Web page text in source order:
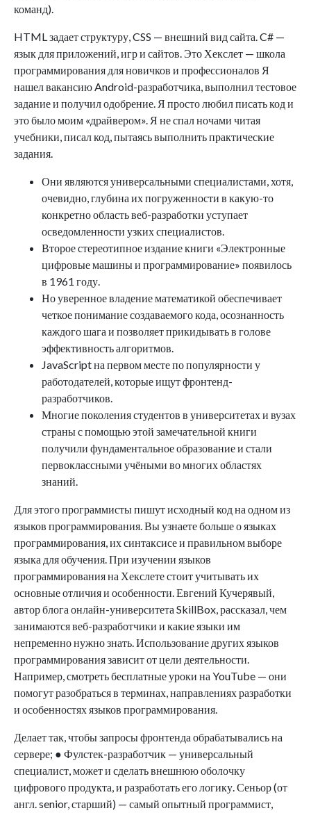
команд).
HTML задает структуру, CSS — внешний вид сайта. C# —
язык для приложений, игр и сайтов. Это Хекслет — школа
программирования для новичков и профессионалов Я
нашел вакансию Android-разработчика, выполнил тестовое
задание и получил одобрение. Я просто любил писать код и
это было моим «драйвером». Я не спал ночами читая
учебники, писал код, пытаясь выполнить практические
задания.
Они являются универсальными специалистами, хотя,
очевидно, глубина их погруженности в какую-то
конкретно область веб-разработки уступает
осведомленности узких специалистов.
Второе стереотипное издание книги «Электронные
цифровые машины и программирование» появилось
в 1961 году.
Но уверенное владение математикой обеспечивает
четкое понимание создаваемого кода, осознанность
каждого шага и позволяет прикидывать в голове
эффективность алгоритмов.
JavaScript на первом месте по популярности у
работодателей, которые ищут фронтенд-
разработчиков.
Многие поколения студентов в университетах и вузах
страны с помощью этой замечательной книги
получили фундаментальное образование и стали
первоклассными учёными во многих областях
знаний.
Для этого программисты пишут исходный код на одном из
языков программирования. Вы узнаете больше о языках
программирования, их синтаксисе и правильном выборе
языка для обучения. При изучении языков
программирования на Хекслете стоит учитывать их
основные отличия и особенности. Евгений Кучерявый,
автор блога онлайн-университета SkillBox, рассказал, чем
занимаются веб-разработчики и какие языки им
непременно нужно знать. Использование других языков
программирования зависит от цели деятельности.
Например, смотреть бесплатные уроки на YouTube — они
помогут разобраться в терминах, направлениях разработки
и особенностях языков программирования.
Делает так, чтобы запросы фронтенда обрабатывались на
сервере; ● Фулстек-разработчик — универсальный
специалист, может и сделать внешнюю оболочку
цифрового продукта, и разработать его логику. Сеньор (от
англ. senior, старший) — самый опытный программист,